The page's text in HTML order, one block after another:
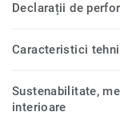
Declarații de
Caracteristici
Sustenabilitate,
interioare